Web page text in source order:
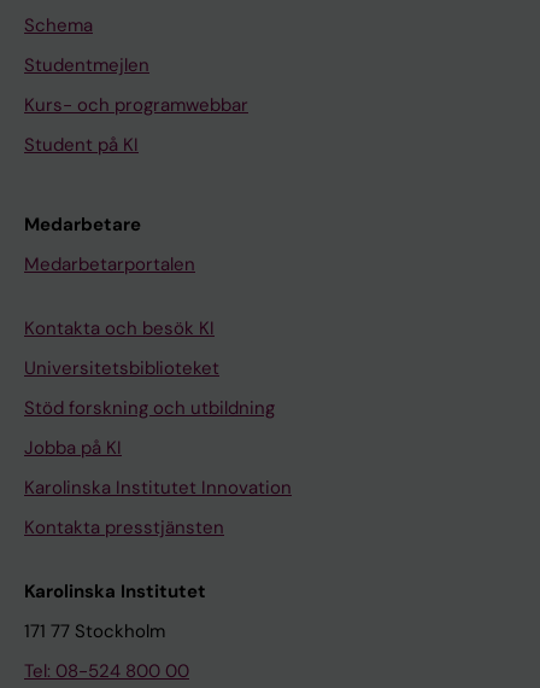
Schema
Studentmejlen
Kurs- och programwebbar
Student på KI
Medarbetare
Medarbetarportalen
Kontakta och besök KI
Universitetsbiblioteket
Stöd forskning och utbildning
Jobba på KI
Karolinska Institutet Innovation
Kontakta presstjänsten
Karolinska Institutet
171 77 Stockholm
Tel: 08-524 800 00